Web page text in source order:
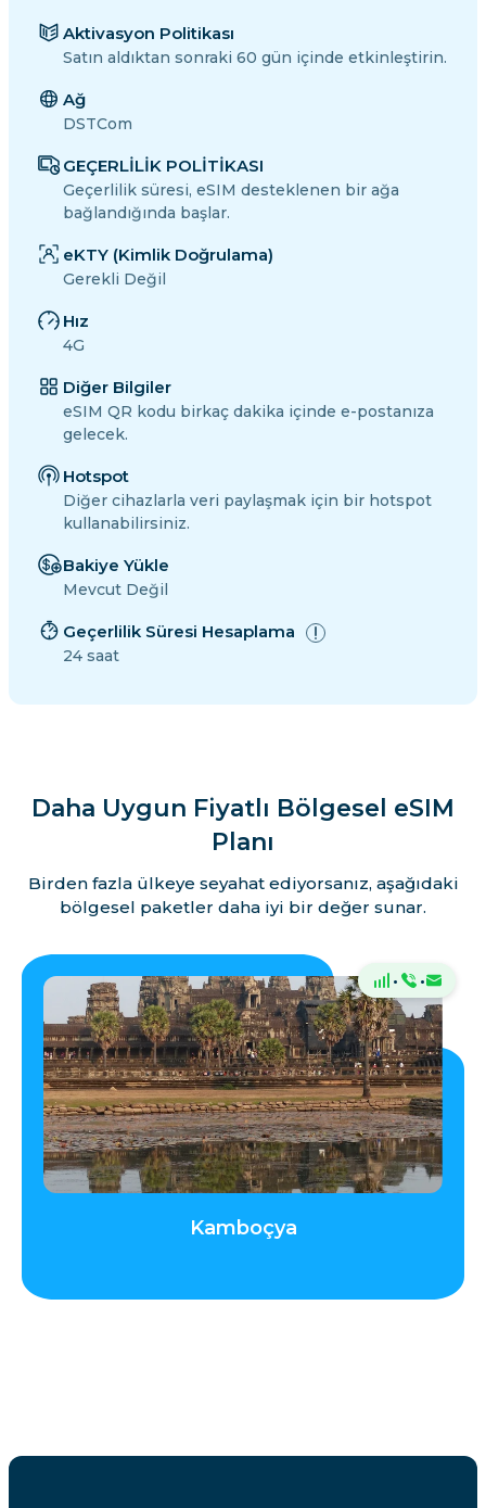
Aktivasyon Politikası
Satın aldıktan sonraki 60 gün içinde etkinleştirin.
Ağ
DSTCom
GEÇERLİLİK POLİTİKASI
Geçerlilik süresi, eSIM desteklenen bir ağa
bağlandığında başlar.
eKTY (Kimlik Doğrulama)
Gerekli Değil
Hız
4G
Diğer Bilgiler
eSIM QR kodu birkaç dakika içinde e-postanıza
gelecek.
Hotspot
Diğer cihazlarla veri paylaşmak için bir hotspot
kullanabilirsiniz.
Bakiye Yükle
Mevcut Değil
Geçerlilik Süresi Hesaplama
24 saat
Daha Uygun Fiyatlı Bölgesel eSIM
Planı
Birden fazla ülkeye seyahat ediyorsanız, aşağıdaki
bölgesel paketler daha iyi bir değer sunar.
· ·
Kamboçya